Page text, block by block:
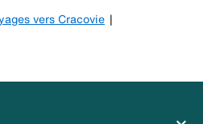
vers Cracovie